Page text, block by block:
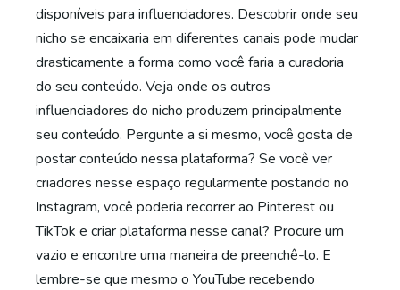
disponíveis para influenciadores. Descobrir onde seu
nicho se encaixaria em diferentes canais pode mudar
drasticamente a forma como você faria a curadoria
do seu conteúdo. Veja onde os outros
influenciadores do nicho produzem principalmente
seu conteúdo. Pergunte a si mesmo, você gosta de
postar conteúdo nessa plataforma? Se você ver
criadores nesse espaço regularmente postando no
Instagram, você poderia recorrer ao Pinterest ou
TikTok e criar plataforma nesse canal? Procure um
vazio e encontre uma maneira de preenchê-lo. E
lembre-se que mesmo o YouTube recebendo